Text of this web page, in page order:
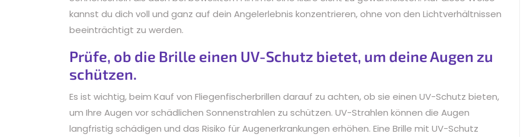
kannst du dich voll und ganz auf dein Angelerlebnis konzentrieren, ohne von den Lichtverhältnissen
beeinträchtigt zu werden.
Prüfe, ob die Brille einen UV-Schutz bietet, um deine Augen zu
schützen.
Es ist wichtig, beim Kauf von Fliegenfischerbrillen darauf zu achten, ob sie einen UV-Schutz bieten,
um Ihre Augen vor schädlichen Sonnenstrahlen zu schützen. UV-Strahlen können die Augen
langfristig schädigen und das Risiko für Augenerkrankungen erhöhen. Eine Brille mit UV-Schutz